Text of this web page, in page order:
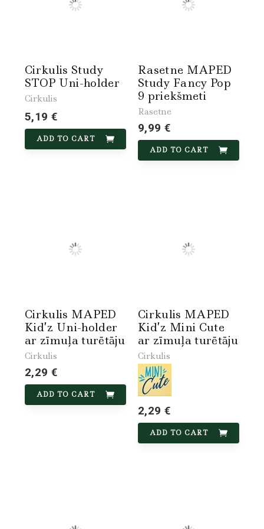
Cirkulis Study
STOP Uni-holder
Cirkulis
5,19 €
ADD TO CART
Rasetne MAPED
Study Fancy Pop
9 priekšmeti
Rasetne
9,99 €
ADD TO CART
Cirkulis MAPED
Kid’z Uni-holder
ar zīmuļa turētāju
Cirkulis
2,29 €
ADD TO CART
Cirkulis MAPED
Kid’z Mini Cute
ar zīmuļa turētāju
Cirkulis
2,29 €
ADD TO CART